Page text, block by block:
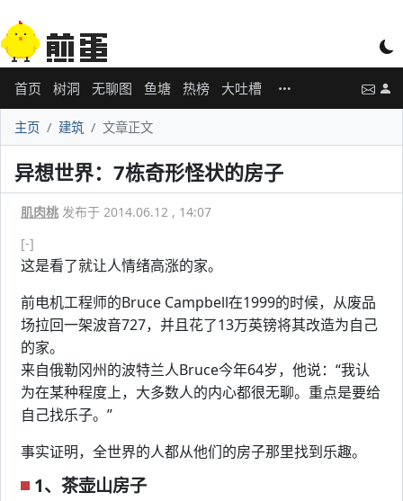
首页 树洞 无聊图 鱼塘 热榜 大吐槽
主页 建筑 文章正文
异想世界：7栋奇形怪状的房子
肌肉桃 发布于 2014.06.12 , 14:07
[-]
这是看了就让人情绪高涨的家。
前电机工程师的Bruce Campbell在1999的时候，从废品
场拉回一架波音727，并且花了13万英镑将其改造为自己
的家。
来自俄勒冈州的波特兰人Bruce今年64岁，他说：“我认
为在某种程度上，大多数人的内心都很无聊。重点是要给
自己找乐子。”
事实证明，全世界的人都从他们的房子那里找到乐趣。
1、茶壶山房子